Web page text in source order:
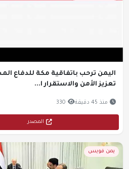
اليمن ترحب باتفاقية مكة للدفاع
تعزيز الأمن والاستقرار ا...
منذ 45 دقيقة 330
المصدر
يمن فويس